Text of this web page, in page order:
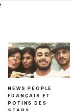
NEWS PEOPLE
FRANÇAIS ET
POTINS DES